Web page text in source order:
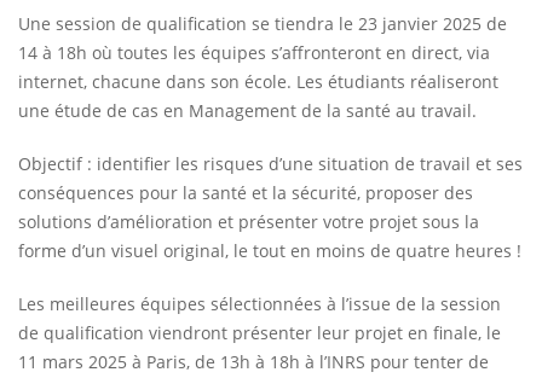
Une session de qualification se tiendra le 23 janvier 2025 de
14 à 18h où toutes les équipes s’affronteront en direct, via
internet, chacune dans son école. Les étudiants réaliseront
une étude de cas en Management de la santé au travail.
Objectif : identifier les risques d’une situation de travail et ses
conséquences pour la santé et la sécurité, proposer des
solutions d’amélioration et présenter votre projet sous la
forme d’un visuel original, le tout en moins de quatre heures !
Les meilleures équipes sélectionnées à l’issue de la session
de qualification viendront présenter leur projet en finale, le
11 mars 2025 à Paris, de 13h à 18h à l’INRS pour tenter de